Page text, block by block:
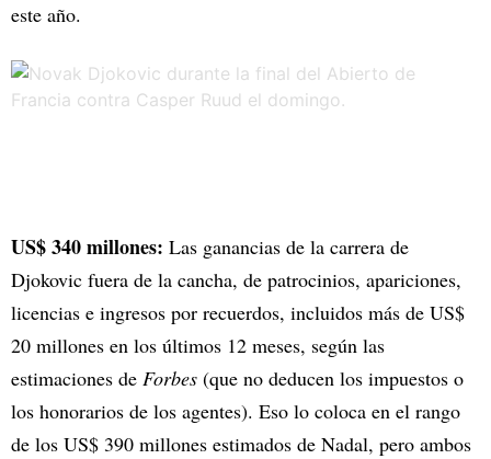
este año.
US$ 340 millones: Las ganancias de la carrera de
Djokovic fuera de la cancha, de patrocinios, apariciones,
licencias e ingresos por recuerdos, incluidos más de US$
20 millones en los últimos 12 meses, según las
estimaciones de Forbes (que no deducen los impuestos o
los honorarios de los agentes). Eso lo coloca en el rango
de los US$ 390 millones estimados de Nadal, pero ambos